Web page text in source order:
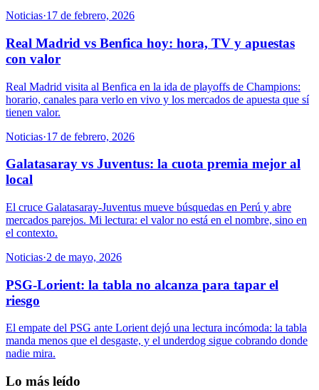
Noticias·17 de febrero, 2026
Real Madrid vs Benfica hoy: hora, TV y apuestas
con valor
Real Madrid visita al Benfica en la ida de playoffs de Champions:
horario, canales para verlo en vivo y los mercados de apuesta que sí
tienen valor.
Noticias·17 de febrero, 2026
Galatasaray vs Juventus: la cuota premia mejor al
local
El cruce Galatasaray-Juventus mueve búsquedas en Perú y abre
mercados parejos. Mi lectura: el valor no está en el nombre, sino en
el contexto.
Noticias·2 de mayo, 2026
PSG-Lorient: la tabla no alcanza para tapar el
riesgo
El empate del PSG ante Lorient dejó una lectura incómoda: la tabla
manda menos que el desgaste, y el underdog sigue cobrando donde
nadie mira.
Lo más leído